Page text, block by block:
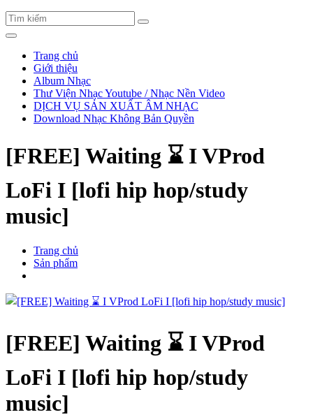
Trang chủ
Giới thiệu
Album Nhạc
Thư Viện Nhạc Youtube / Nhạc Nền Video
DỊCH VỤ SẢN XUẤT ÂM NHẠC
Download Nhạc Không Bản Quyền
[FREE] Waiting ⌛ I VProd
LoFi I [lofi hip hop/study
music]
Trang chủ
Sản phẩm
[FREE] Waiting ⌛ I VProd
LoFi I [lofi hip hop/study
music]